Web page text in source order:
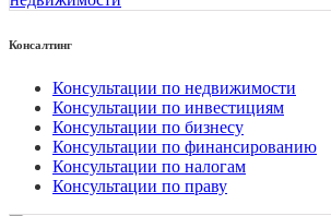
Консалтинг
Консультации по недвижимости
Консультации по инвестициям
Консультации по бизнесу
Консультации по финансированию
Консультации по налогам
Консультации по праву